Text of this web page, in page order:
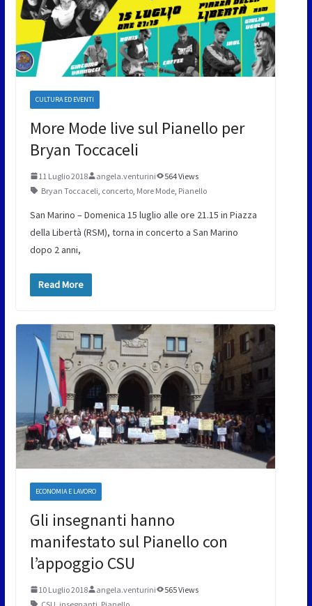
CULTURA ED EVENTI
More Mode live sul Pianello per
Bryan Toccaceli
11 Luglio 2018 angela.venturini
564 Views
Bryan Toccaceli concerto, More Mode, Pianello
San Marino – Domenica 15 luglio alle ore 21.15 in Piazza
della Libertà (RSM), torna in concerto a San Marino
dopo 2 anni,
Read More
ECONOMIA E LAVORO
Gli insegnanti hanno
manifestato sul Pianello con
l’appoggio CSU
10 Luglio 2018 angela.venturini
565 Views